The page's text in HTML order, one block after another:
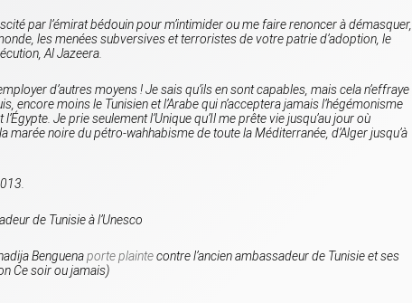
par l’émirat bédouin pour m’intimider ou me faire renoncer à démasquer,
les menées subversives et terroristes de votre patrie d’adoption, le
Al Jazeera.
d’autres moyens ! Je sais qu’ils en sont capables, mais cela n’effraye
encore moins le Tunisien et l’Arabe qui n’acceptera jamais l’hégémonisme
Je prie seulement l’Unique qu’Il me prête vie jusqu’au jour où
marée noire du pétro-wahhabisme de toute la Méditerranée, d’Alger jusqu’à
de Tunisie à l’Unesco
Benguenaporte plaintecontre l’ancien ambassadeur de Tunisie et ses
Ce soir ou jamais)